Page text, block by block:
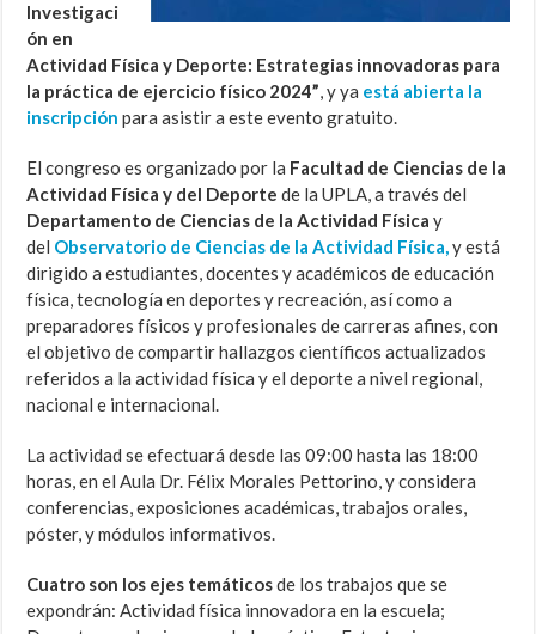
Investigaci
ón en
Actividad Física y Deporte: Estrategias innovadoras para
la práctica de ejercicio físico 2024”, y ya está abierta la
inscripción para asistir a este evento gratuito.
El congreso es organizado por la Facultad de Ciencias de la
Actividad Física y del Deporte de la UPLA, a través del
Departamento de Ciencias de la Actividad Física y
del Observatorio de Ciencias de la Actividad Física,y está
dirigido a estudiantes, docentes y académicos de educación
física, tecnología en deportes y recreación, así como a
preparadores físicos y profesionales de carreras afines, con
el objetivo de compartir hallazgos científicos actualizados
referidos a la actividad física y el deporte a nivel regional,
nacional e internacional.
La actividad se efectuará desde las 09:00 hasta las 18:00
horas, en el Aula Dr. Félix Morales Pettorino, y considera
conferencias, exposiciones académicas, trabajos orales,
póster, y módulos informativos.
Cuatro son los ejes temáticosde los trabajos que se
expondrán: Actividad física innovadora en la escuela;